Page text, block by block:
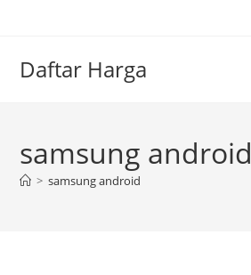
Daftar Harga
samsung android
> samsung android